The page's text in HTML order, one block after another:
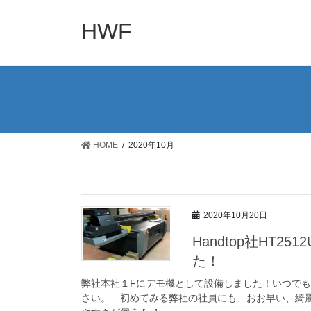
HWF
HOME 2020年10月
2020年10月20日
Handtop社
た！
弊社本社１Fにデモ機として設備しました！いつで
さい。 初めてみる弊社の社員にも、おお早い、綺